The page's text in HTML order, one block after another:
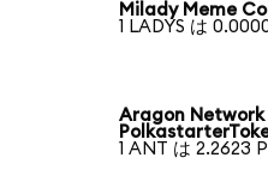
Milady Meme
1 LADYS は
Aragon Network
1 ANT は 2.2623